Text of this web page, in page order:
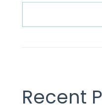
Recent